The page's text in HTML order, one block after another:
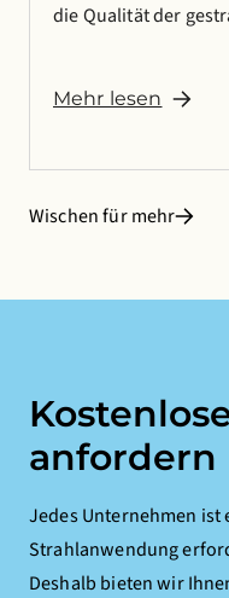
die Qualität der
Mehr lesen
Wischen für mehr
anfordern
Jedes Unternehmen
Strahlanwendung
Deshalb bieten wir